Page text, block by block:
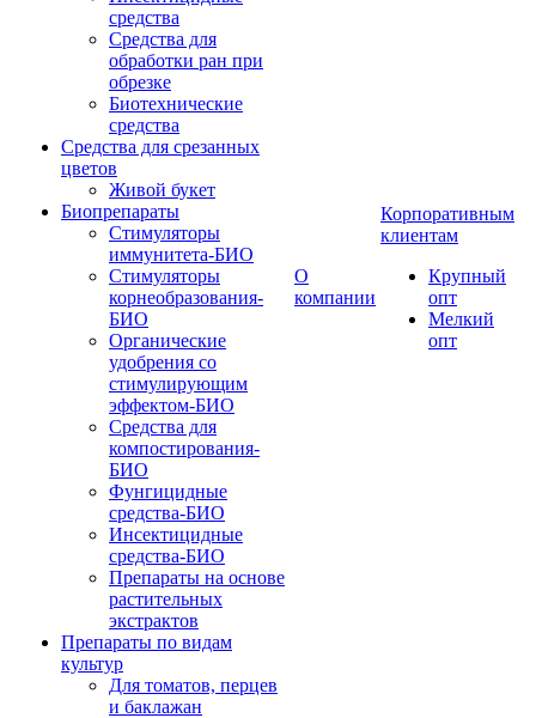
средства
Средства для
обработки ран при
обрезке
Биотехнические
средства
Средства для срезанных
цветов
Живой букет
Биопрепараты
Стимуляторы
иммунитета-БИО
Стимуляторы
корнеобразования-
БИО
Органические
удобрения со
стимулирующим
эффектом-БИО
Средства для
компостирования-
БИО
Фунгицидные
средства-БИО
Инсектицидные
средства-БИО
Препараты на основе
растительных
экстрактов
Препараты по видам
культур
Для томатов, перцев
и баклажан
О
компании
Корпоративным
клиентам
Крупный
опт
Мелкий
опт